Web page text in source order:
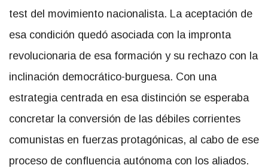
test del movimiento nacionalista. La aceptación de
esa condición quedó asociada con la impronta
revolucionaria de esa formación y su rechazo con la
inclinación democrático-burguesa. Con una
estrategia centrada en esa distinción se esperaba
concretar la conversión de las débiles corrientes
comunistas en fuerzas protagónicas, al cabo de ese
proceso de confluencia autónoma con los aliados.